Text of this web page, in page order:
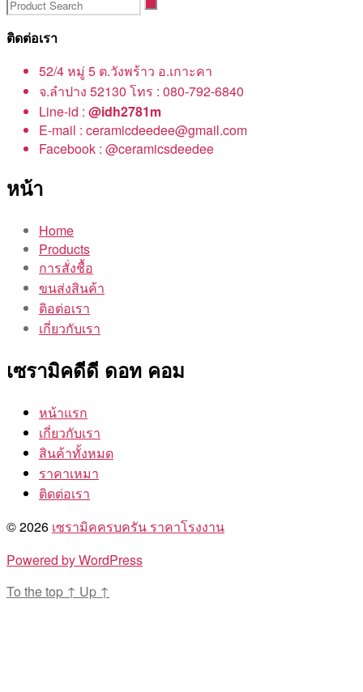
ติดต่อเรา
52/4 หมู่ 5 ต.วังพร้าว อ.เกาะคา
จ.ลำปาง 52130 โทร : 080-792-6840
Line-id : @idh2781m
E-mail : ceramicdeedee@gmail.com
Facebook : @ceramicsdeedee
หน้า
Home
Products
การสั่งชื้อ
ขนส่งสินค้า
ติอต่อเรา
เกี่ยวกับเรา
เซรามิคดีดี ดอท คอม
หน้าแรก
เกี่ยวกับเรา
สินค้าทั้งหมด
ราคาเหมา
ติดต่อเรา
© 2026 เซรามิคครบครัน ราคาโรงงาน
Powered by WordPress
To the top ↑ Up ↑